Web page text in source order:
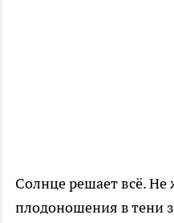
Солнце решает всё. Не
плодоношения в тени